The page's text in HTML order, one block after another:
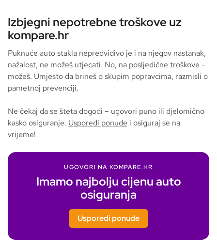
Izbjegni nepotrebne troškove uz
kompare.hr
Puknuće auto stakla nepredvidivo je i na njegov nastanak,
nažalost, ne možeš utjecati. No, na posljedične troškove –
možeš. Umjesto da brineš o skupim popravcima, razmisli o
pametnoj prevenciji.
Ne čekaj da se šteta dogodi – ugovori puno ili djelomično
kasko osiguranje. Usporedi ponude i osiguraj se na
vrijeme!
UGOVORI NA KOMPARE.HR
Imamo najbolju cijenu auto
osiguranja
Usporedi ponude